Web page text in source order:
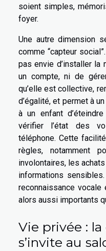
soient simples,
foyer.
Une autre dimension
comme “capteur
pas envie d’installer la
un compte, ni de
qu’elle est collective,
d’égalité, et permet à
à un enfant
vérifier l’état des
téléphone. Cette
règles, notamment
involontaires, les
informations
reconnaissance
alors aussi importants
Vie privée :
s’invite au